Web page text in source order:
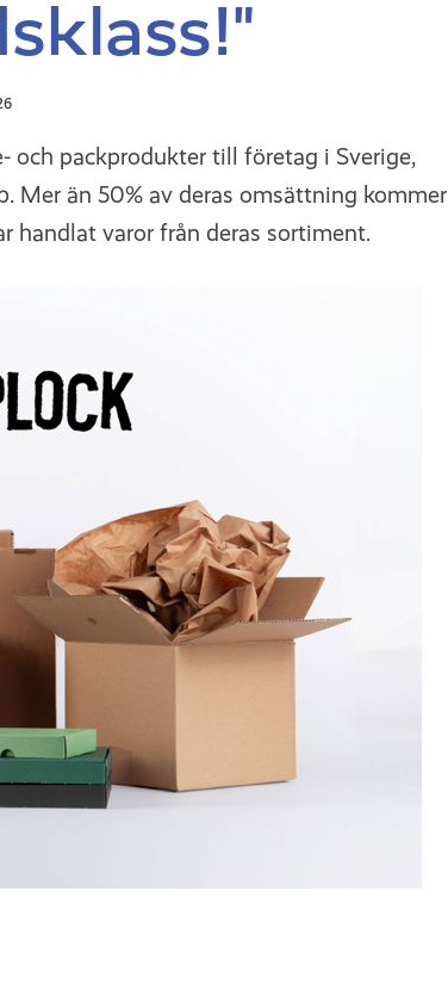
och packprodukter till företag i Sverige,
Mer än 50% av deras omsättning kommer
handlat varor från deras sortiment.